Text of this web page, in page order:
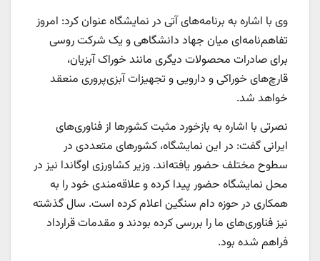
وی با اشاره به برنامه‌های آتی در نمایشگاه عنوان کرد: امروز
تفاهم‌نامه‌ای میان جهاد دانشگاهی و یک شرکت روسی
برای صادرات محصولات دیگری مانند خوراک آبزیان،
قارچ‌های خوراکی و دارویی و تجهیزات آبزی‌پروری منعقد
خواهد شد.
نصرتی با اشاره به بازخورد مثبت کشورها از فناوری‌های
ایرانی گفت: در این نمایشگاه، کشورهای متعددی در
سطوح مختلف حضور یافته‌اند. وزیر کشاورزی اوگاندا نیز در
محل نمایشگاه حضور پیدا کرده و علاقه‌مندی خود را به
همکاری در حوزه دام سنگین اعلام کرده است. سال گذشته
نیز فناوری‌های ما را بررسی کرده بودند و مقدمات قرارداد
فراهم شده بود.